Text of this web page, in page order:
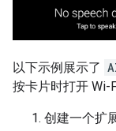
以下示例展示了
按卡片时打开 Wi-
创建一个扩